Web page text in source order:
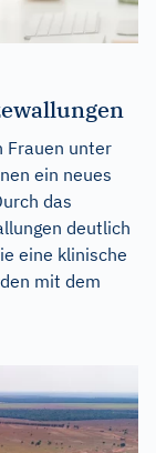
Frauen unter
ein neues
das
deutlich
eine klinische
mit dem